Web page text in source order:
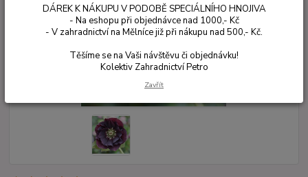
DÁREK K NÁKUPU V PODOBĚ SPECIÁLNÍHO HNOJIVA
- Na eshopu při objednávce nad 1000,- Kč
- V zahradnictví na Mělníce již při nákupu nad 500,- Kč.
Těšíme se na Vaši návštěvu či objednávku!
Kolektiv Zahradnictví Petro
Zavřít